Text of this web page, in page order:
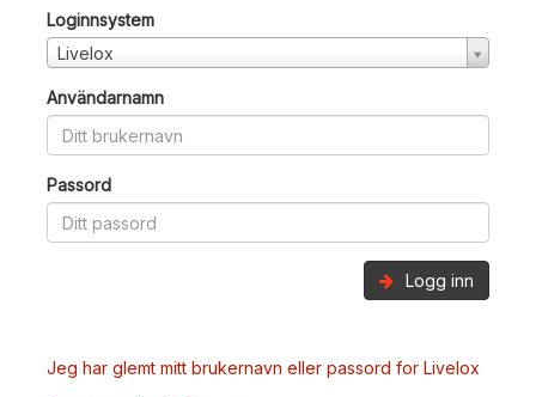
Loginnsystem
Livelox
Användarnamn
Passord
Logg inn
Jeg har glemt mitt brukernavn eller passord for Livelox